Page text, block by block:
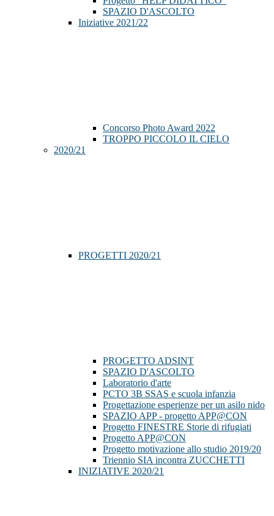
SPAZIO D'ASCOLTO
Iniziative 2021/22
Concorso Photo Award 2022
TROPPO PICCOLO IL CIELO
2020/21
PROGETTI 2020/21
PROGETTO ADSINT
SPAZIO D'ASCOLTO
Laboratorio d'arte
PCTO 3B SSAS e scuola infanzia
Progettazione esperienze per un asilo nido
SPAZIO APP - progetto APP@CON
Progetto FINESTRE Storie di rifugiati
Progetto APP@CON
Progetto motivazione allo studio 2019/20
Triennio SIA incontra ZUCCHETTI
INIZIATIVE 2020/21